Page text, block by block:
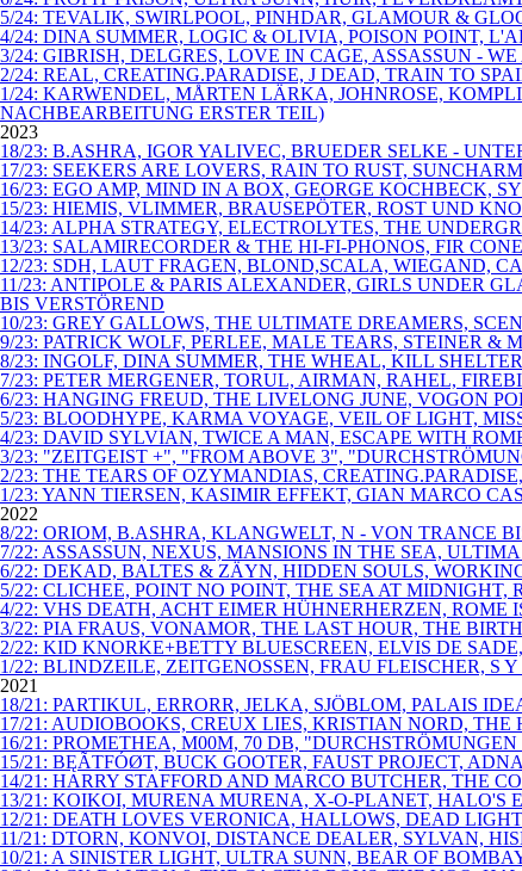
5/24: TEVALIK, SWIRLPOOL, PINHDAR, GLAMOUR &
4/24: DINA SUMMER, LOGIC & OLIVIA, POISON POINT,
3/24: GIBRISH, DELGRES, LOVE IN CAGE, ASSASSUN -
2/24: REAL, CREATING.PARADISE, J DEAD, TRAIN TO
1/24: KARWENDEL, MÅRTEN LÄRKA, JOHNROSE,
NACHBEARBEITUNG ERSTER TEIL)
2023
18/23: B.ASHRA, IGOR YALIVEC, BRUEDER SELKE -
17/23: SEEKERS ARE LOVERS, RAIN TO RUST,
16/23: EGO AMP, MIND IN A BOX, GEORGE KOCHBECK,
15/23: HIEMIS, VLIMMER, BRAUSEPÖTER, ROST UND
14/23: ALPHA STRATEGY, ELECTROLYTES, THE
13/23: SALAMIRECORDER & THE HI-FI-PHONOS, FIR
12/23: SDH, LAUT FRAGEN, BLOND,SCALA, WIEGAND,
11/23: ANTIPOLE & PARIS ALEXANDER, GIRLS UNDER
BIS VERSTÖREND
10/23: GREY GALLOWS, THE ULTIMATE DREAMERS,
9/23: PATRICK WOLF, PERLEE, MALE TEARS, STEINER
8/23: INGOLF, DINA SUMMER, THE WHEAL, KILL
7/23: PETER MERGENER, TORUL, AIRMAN, RAHEL,
6/23: HANGING FREUD, THE LIVELONG JUNE, VOGON
5/23: BLOODHYPE, KARMA VOYAGE, VEIL OF LIGHT,
4/23: DAVID SYLVIAN, TWICE A MAN, ESCAPE WITH
3/23: "ZEITGEIST +", "FROM ABOVE 3",
2/23: THE TEARS OF OZYMANDIAS,
1/23: YANN TIERSEN, KASIMIR EFFEKT, GIAN MARCO
2022
8/22: ORIOM, B.ASHRA, KLANGWELT, N - VON TRANCE
7/22: ASSASSUN, NEXUS, MANSIONS IN THE SEA,
6/22: DEKAD, BALTES & ZÄYN, HIDDEN SOULS,
5/22: CLICHEE, POINT NO POINT, THE SEA AT
4/22: VHS DEATH, ACHT EIMER HÜHNERHERZEN,
3/22: PIA FRAUS, VONAMOR, THE LAST HOUR, THE
2/22: KID KNORKE+BETTY BLUESCREEN, ELVIS DE
1/22: BLINDZEILE, ZEITGENOSSEN, FRAU FLEISCHER, S
2021
18/21: PARTIKUL, ERRORR, JELKA, SJÖBLOM, PALAIS
17/21: AUDIOBOOKS, CREUX LIES, KRISTIAN NORD, THE
16/21: PROMETHEA, M00M, 70 DB,
15/21: BĘÃTFÓØT, BUCK GOOTER, FAUST PROJECT,
14/21: HARRY STAFFORD AND MARCO BUTCHER, THE
13/21: KOIKOI, MURENA MURENA, X-O-PLANET, HALO'S
12/21: DEATH LOVES VERONICA, HALLOWS, DEAD
11/21: DTORN, KONVOI, DISTANCE DEALER, SYLVAN,
10/21: A SINISTER LIGHT, ULTRA SUNN, BEAR OF